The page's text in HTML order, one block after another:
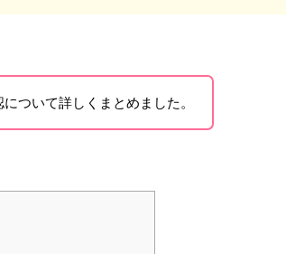
ついて詳しくまとめました。